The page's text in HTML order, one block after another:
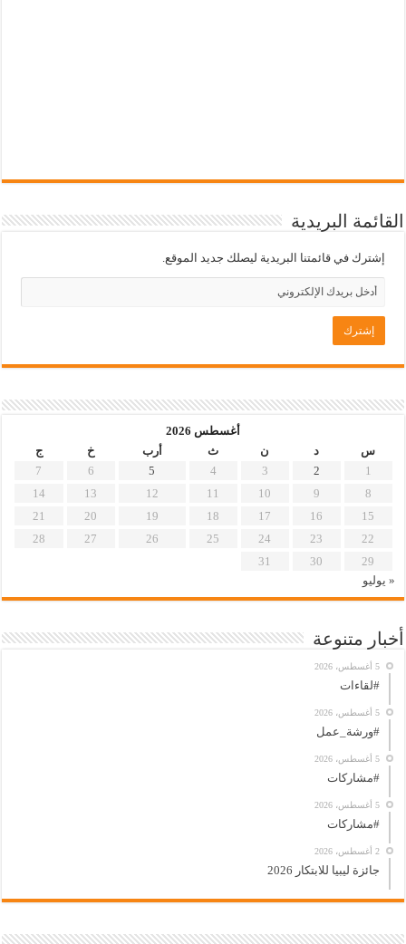
القائمة البريدية
إشترك في قائمتنا البريدية ليصلك جديد الموقع.
أغسطس 2026
س
د ن ث أرب خ
ج
1
2
3
4
5
6
7
8
9
10
11
12
13
14
15
16
17
18
19
20
21
22
23
24
25
26
27
28
29
30
31
« يوليو
أخبار متنوعة
5 أغسطس، 2026
#لقاءات
5 أغسطس، 2026
#ورشة_عمل
5 أغسطس، 2026
#مشاركات
5 أغسطس، 2026
#مشاركات
2 أغسطس، 2026
جائزة ليبيا للابتكار 2026